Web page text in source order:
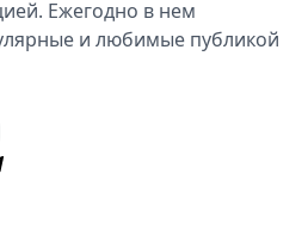
Ежегодно в нем
и любимые публикой